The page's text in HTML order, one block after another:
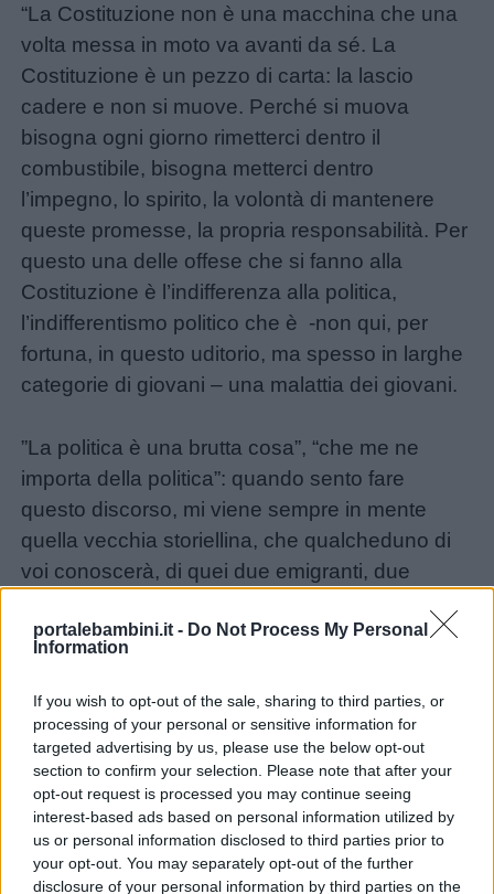
portalebambini.it - Do Not Process My Personal
Information
If you wish to opt-out of the sale, sharing to third parties, or
processing of your personal or sensitive information for
targeted advertising by us, please use the below opt-out
section to confirm your selection. Please note that after your
opt-out request is processed you may continue seeing
interest-based ads based on personal information utilized by
us or personal information disclosed to third parties prior to
your opt-out. You may separately opt-out of the further
disclosure of your personal information by third parties on the
Storie
per
bambini
Feste
giornate
Filastrocche
Giochi
Nomi
maschili
Nomi
e
aforismi
Buongiorno
Buonanotte
“La Costituzione non è una macchina che una
volta messa in moto va avanti da sé. La
Costituzione è un pezzo di carta: la lascio
cadere e non si muove. Perché si muova
bisogna ogni giorno rimetterci dentro il
combustibile, bisogna metterci dentro
l’impegno, lo spirito, la volontà di mantenere
queste promesse, la propria responsabilità. Per
questo una delle offese che si fanno alla
Costituzione è l’indifferenza alla politica,
l’indifferentismo politico che è -non qui, per
fortuna, in questo uditorio, ma spesso in larghe
categorie di giovani – una malattia dei giovani.
”La politica è una brutta cosa”, “che me ne
importa della politica”: quando sento fare
questo discorso, mi viene sempre in mente
quella vecchia storiellina, che qualcheduno di
voi conoscerà, di quei due emigranti, due
piroscafo traballante. Uno di questi contadini
accorgeva che c’era una gran burrasca con
delle onde altissime e il piroscafo oscillava. E
allora questo contadino impaurito domanda a
un marinaio: “Ma siamo in pericolo?”, e questo
dice: “Se continua questo mare, il bastimento
fra mezz’ora affonda”. Allora lui corre nella stiva
svegliare il compagno e dice: “Beppe, Beppe,